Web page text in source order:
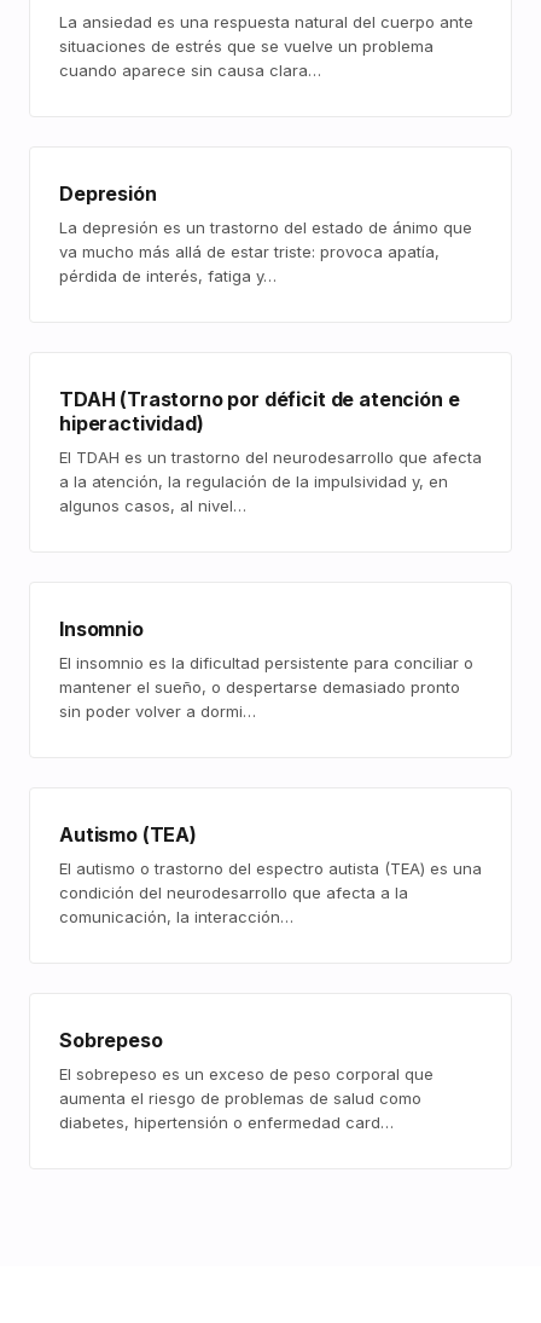
La ansiedad es una respuesta natural del cuerpo ante
situaciones de estrés que se vuelve un problema
cuando aparece sin causa clara…
Depresión
La depresión es un trastorno del estado de ánimo que
va mucho más allá de estar triste: provoca apatía,
pérdida de interés, fatiga y…
TDAH (Trastorno por déficit de atención e
hiperactividad)
El TDAH es un trastorno del neurodesarrollo que afecta
a la atención, la regulación de la impulsividad y, en
algunos casos, al nivel…
Insomnio
El insomnio es la dificultad persistente para conciliar o
mantener el sueño, o despertarse demasiado pronto
sin poder volver a dormi…
Autismo (TEA)
El autismo o trastorno del espectro autista (TEA) es una
condición del neurodesarrollo que afecta a la
comunicación, la interacción…
Sobrepeso
El sobrepeso es un exceso de peso corporal que
aumenta el riesgo de problemas de salud como
diabetes, hipertensión o enfermedad card…